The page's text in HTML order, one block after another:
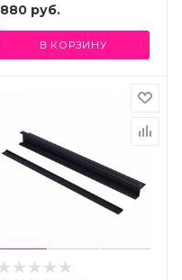
880руб.
В КОРЗИНУ